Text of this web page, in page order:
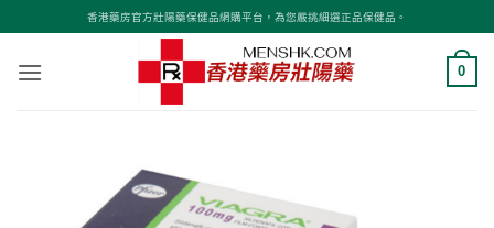
to
content
香港藥房官方壯陽藥保健品網購平台，為您嚴挑細選正品保健品。
0